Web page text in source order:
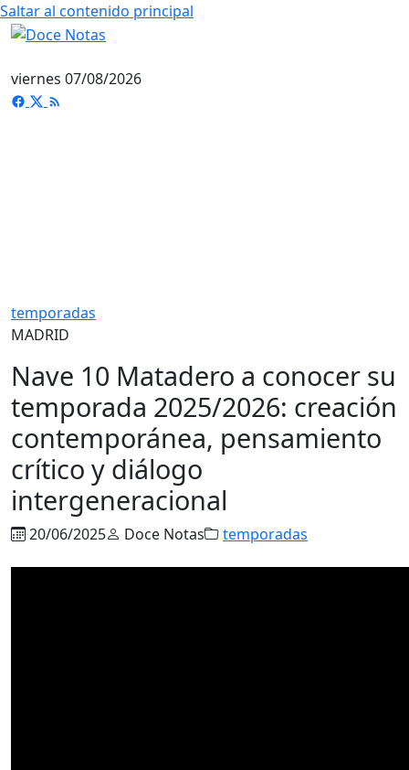
Saltar al contenido principal
viernes 07/08/2026
temporadas
MADRID
Nave 10 Matadero a conocer su
temporada 2025/2026: creación
contemporánea, pensamiento
crítico y diálogo
intergeneracional
20/06/2025 Doce Notas temporadas